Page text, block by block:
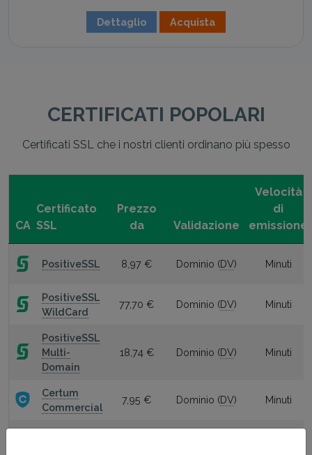
Dettaglio Acquista
CERTIFICATI POPOLARI
Certificati SSL che i nostri clienti ordinano più spesso
CA
Certificato
SSL
Prezzo
da
Validazione
Velocità
di
emissione
PositiveSSL 8,97 € Dominio (DV) Minuti
PositiveSSL
WildCard
77,70 € Dominio (DV) Minuti
PositiveSSL
Multi-
Domain
18,74 € Dominio (DV) Minuti
Certum
Commercial
7,95 € Dominio (DV) Minuti